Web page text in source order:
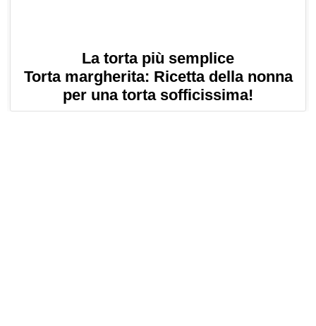
La torta più semplice
Torta margherita: Ricetta della nonna
per una torta sofficissima!